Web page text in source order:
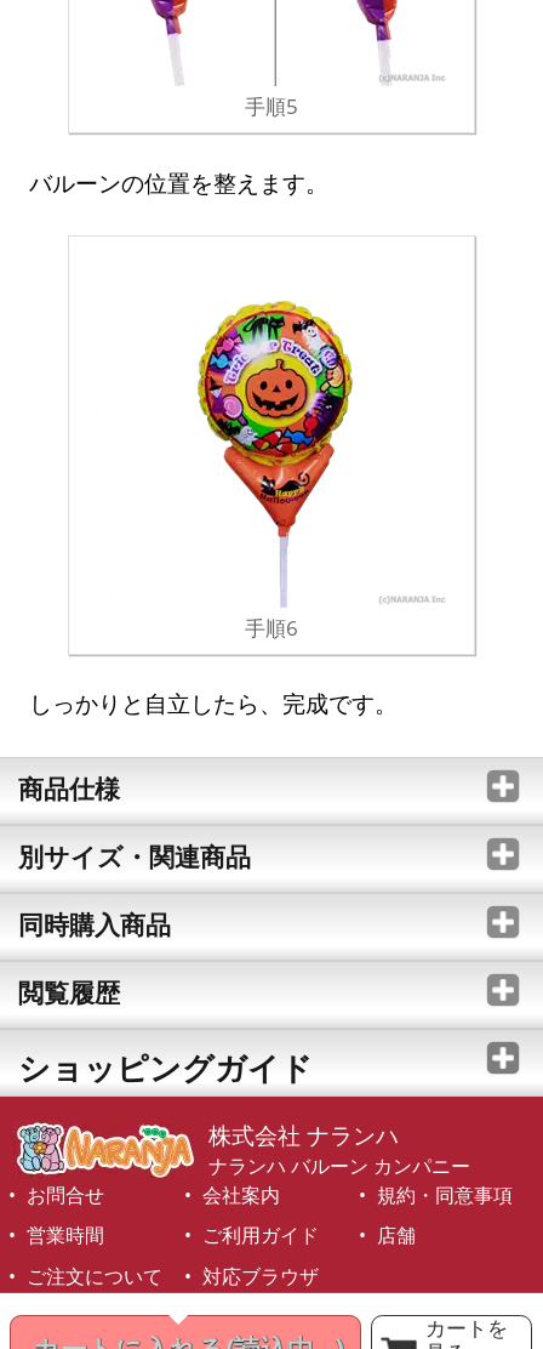
カートを
手順5
バルーンの位置を整えます。
手順6
しっかりと自立したら、完成です。
商品仕様
別サイズ・関連商品
同時購入商品
閲覧履歴
ショッピングガイド
株式会社 ナランハ
ナランハ バルーン カンパニー
お問合せ
会社案内
規約・同意事項
営業時間
ご利用ガイド
店舗
ご注文について
対応ブラウザ
©1999-2026 NARANJA Inc. All Rights Reserved.